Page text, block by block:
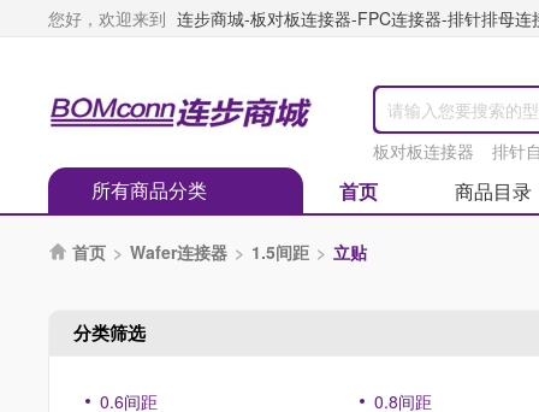
您好，欢迎来到 连步商城-板对板连接器-FPC连接器-排针排母
板对板连接器 排针
所有商品分类 首页 商品目录
 首页 > Wafer连接器 > 1.5间距 > 立贴
分类筛选
0.6间距
0.8间距